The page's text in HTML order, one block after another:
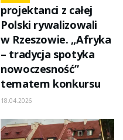
projektanci z całej
Polski rywalizowali
w Rzeszowie. „Afryka
– tradycja spotyka
nowoczesność”
tematem konkursu
18.04.2026